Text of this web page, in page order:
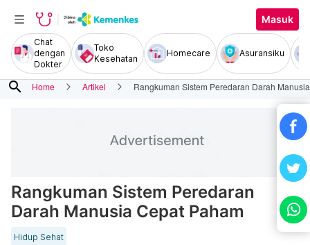
Masuk
Chat
dengan
Dokter
Toko
Kesehatan
Homecare Asuransiku
search Home Artikel Rangkuman Sistem Peredaran Darah
Rangkuman Sistem Peredaran
Darah Manusia Cepat Paham
Hidup Sehat